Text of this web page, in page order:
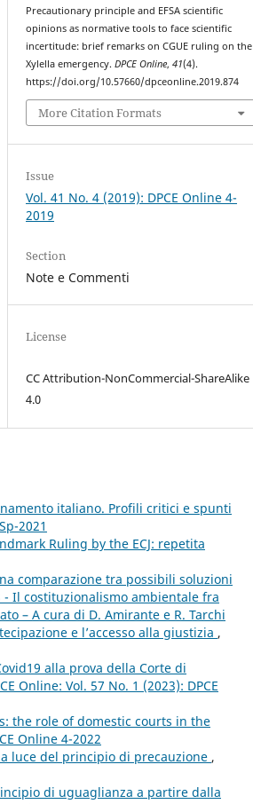
Precautionary principle and EFSA scientific
opinions as normative tools to face scientific
incertitude: brief remarks on CGUE ruling on the
Xylella emergency.DPCE Online,41(4).
https://doi.org/10.57660/dpceonline.2019.874
More Citation Formats
Issue
Vol. 41 No. 4 (2019): DPCE Online 4-
2019
Section
Note e Commenti
License
CC Attribution-NonCommercial-ShareAlike
4.0
italiano. Profili critici e spunti
2021
Ruling by the ECJ: repetita
comparazione tra possibili soluzioni
- Il costituzionalismo ambientale fra
– A cura di D. Amirante e R. Tarchi
e l’accesso alla giustizia ,
alla prova della Corte di
Online: Vol. 57 No. 1 (2023): DPCE
the role of domestic courts in the
Online 4-2022
luce del principio di precauzione ,
di uguaglianza a partire dalla